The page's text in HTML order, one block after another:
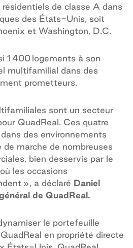
de classe A dans
des États-Unis, soit
et Washington, D.C.
1 400 logements à son
multifamilial dans des
prometteurs.
sont un secteur
QuadReal. Ces quatre
des environnements
de marche de nombreuses
bien desservis par le
les occasions
», a déclaré Daniel
de QuadReal.
le portefeuille
en propriété directe